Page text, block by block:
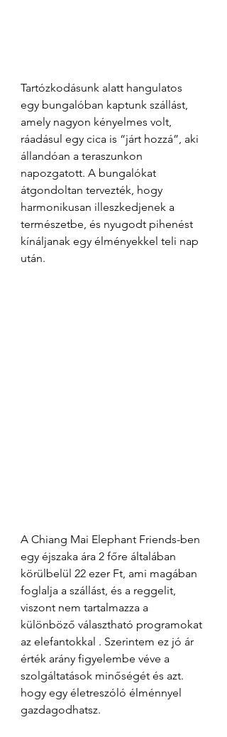
Tartózkodásunk alatt hangulatos
egy bungalóban kaptunk szállást,
amely nagyon kényelmes volt,
ráadásul egy cica is “járt hozzá”, aki
állandóan a teraszunkon
napozgatott. A bungalókat
átgondoltan tervezték, hogy
harmonikusan illeszkedjenek a
természetbe, és nyugodt pihenést
kínáljanak egy élményekkel teli nap
után.
A Chiang Mai Elephant Friends-ben
egy éjszaka ára 2 főre általában
körülbelül 22 ezer Ft, ami magában
foglalja a szállást, és a reggelit,
viszont nem tartalmazza a
különböző választható programokat
az elefantokkal . Szerintem ez jó ár
érték arány figyelembe véve a
szolgáltatások minőségét és azt.
hogy egy életreszóló élménnyel
gazdagodhatsz.